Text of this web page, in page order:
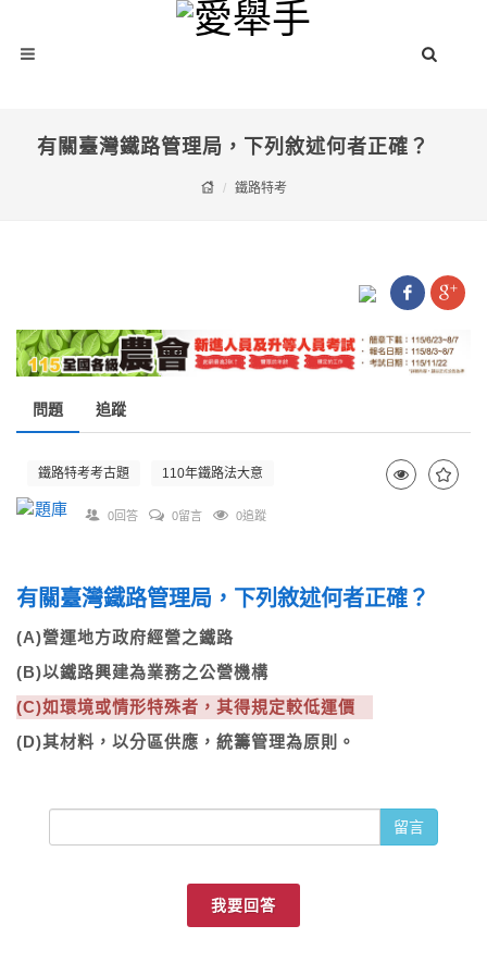
有關臺灣鐵路管理局，下列敘述何者正確？
鐵路特考
問題 追蹤
鐵路特考考古題 110年鐵路法大意
0回答 0留言 0追蹤
有關臺灣鐵路管理局，下列敘述何者正確？
(A)營運地方政府經營之鐵路
(B)以鐵路興建為業務之公營機構
(C)如環境或情形特殊者，其得規定較低運價
(D)其材料，以分區供應，統籌管理為原則。
留言
我要回答